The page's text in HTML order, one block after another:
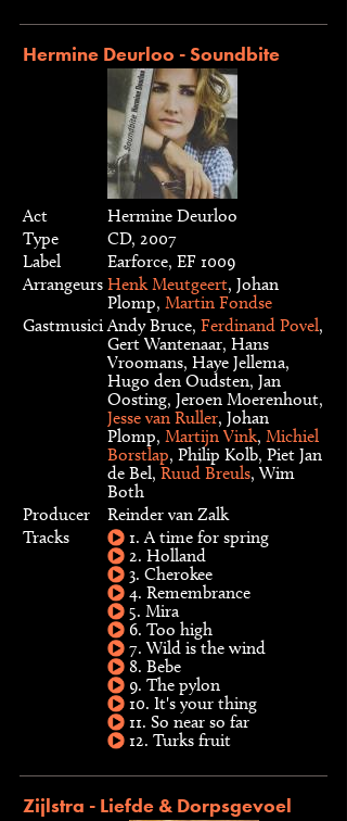
Hermine Deurloo - Soundbite
Act
Hermine Deurloo
Type
CD, 2007
Label
Earforce, EF 1009
Arrangeurs Henk Meutgeert, Johan
Plomp, Martin Fondse
Gastmusici Andy Bruce, Ferdinand Povel,
Gert Wantenaar, Hans
Vroomans, Haye Jellema,
Hugo den Oudsten, Jan
Oosting, Jeroen Moerenhout,
Jesse van Ruller, Johan
Plomp, Martijn Vink, Michiel
Borstlap, Philip Kolb, Piet Jan
de Bel, Ruud Breuls, Wim
Both
Producer
Reinder van Zalk
Tracks
1. A time for spring
2. Holland
3. Cherokee
4. Remembrance
5. Mira
6. Too high
7. Wild is the wind
8. Bebe
9. The pylon
10. It's your thing
11. So near so far
12. Turks fruit
Zijlstra - Liefde & Dorpsgevoel